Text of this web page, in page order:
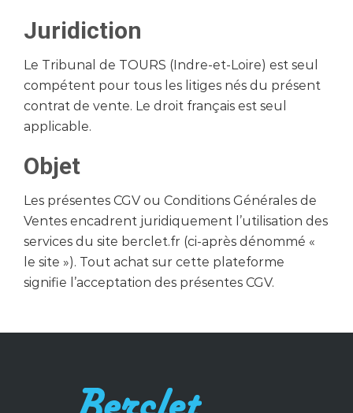
Juridiction
Le Tribunal de TOURS (Indre-et-Loire) est seul
compétent pour tous les litiges nés du présent
contrat de vente. Le droit français est seul
applicable.
Objet
Les présentes CGV ou Conditions Générales de
Ventes encadrent juridiquement l’utilisation des
services du site berclet.fr (ci-après dénommé «
le site »). Tout achat sur cette plateforme
signifie l’acceptation des présentes CGV.